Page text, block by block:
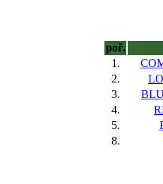
poř.
1.
2.
3.
4.
5.
8.